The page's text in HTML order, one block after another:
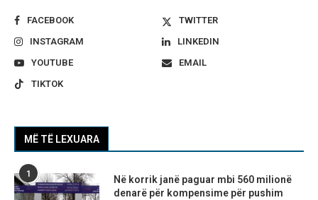
FACEBOOK
TWITTER
INSTAGRAM
LINKEDIN
YOUTUBE
EMAIL
TIKTOK
MË TË LEXUARA
1
Në korrik janë paguar mbi 560 milionë
denarë për kompensime për pushim